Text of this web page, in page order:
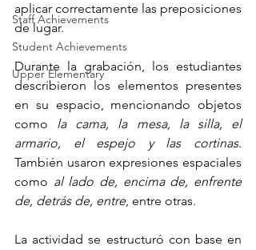
Staff Achievements
Student Achievements
Upper Elementary
aplicar correctamente las preposiciones
de lugar.
Durante la grabación, los estudiantes
describieron los elementos presentes
en su espacio, mencionando objetos
como la cama, la mesa, la silla, el
armario, el espejo y las cortinas.
También usaron expresiones espaciales
como al lado de, encima de, enfrente
de, detrás de, entre, entre otras.
La actividad se estructuró con base en